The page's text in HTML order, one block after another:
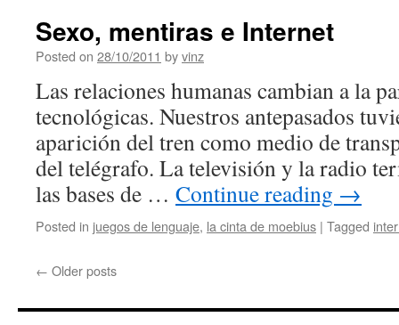
abortos
globalización
Sexo, mentiras e Internet
Posted on 28/10/2011 byvinz
Las relaciones humanas cambian a la
tecnológicas. Nuestros antepasados
aparición del tren como medio de
del telégrafo. La televisión y la radio
las bases de … Continue reading →
Posted in juegos de lenguaje, la cinta de moebius | Tagged
← Older posts